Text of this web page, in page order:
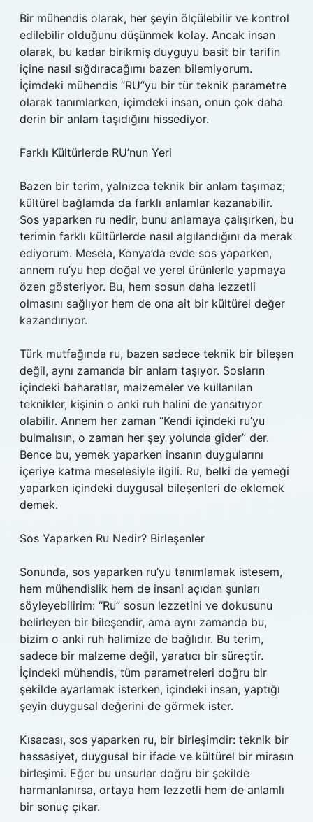
Bir mühendis olarak, her şeyin ölçülebilir ve kontrol
edilebilir olduğunu düşünmek kolay. Ancak insan
olarak, bu kadar birikmiş duyguyu basit bir tarifin
içine nasıl sığdıracağımı bazen bilemiyorum.
İçimdeki mühendis “RU”yu bir tür teknik parametre
olarak tanımlarken, içimdeki insan, onun çok daha
derin bir anlam taşıdığını hissediyor.
Farklı Kültürlerde RU’nun Yeri
Bazen bir terim, yalnızca teknik bir anlam taşımaz;
kültürel bağlamda da farklı anlamlar kazanabilir.
Sos yaparken ru nedir, bunu anlamaya çalışırken, bu
terimin farklı kültürlerde nasıl algılandığını da merak
ediyorum. Mesela, Konya’da evde sos yaparken,
annem ru’yu hep doğal ve yerel ürünlerle yapmaya
özen gösteriyor. Bu, hem sosun daha lezzetli
olmasını sağlıyor hem de ona ait bir kültürel değer
kazandırıyor.
Türk mutfağında ru, bazen sadece teknik bir bileşen
değil, aynı zamanda bir anlam taşıyor. Sosların
içindeki baharatlar, malzemeler ve kullanılan
teknikler, kişinin o anki ruh halini de yansıtıyor
olabilir. Annem her zaman “Kendi içindeki ru’yu
bulmalısın, o zaman her şey yolunda gider” der.
Bence bu, yemek yaparken insanın duygularını
içeriye katma meselesiyle ilgili. Ru, belki de yemeği
yaparken içindeki duygusal bileşenleri de eklemek
demek.
Sos Yaparken Ru Nedir? Birleşenler
Sonunda, sos yaparken ru’yu tanımlamak istesem,
hem mühendislik hem de insani açıdan şunları
söyleyebilirim: “Ru” sosun lezzetini ve dokusunu
belirleyen bir bileşendir, ama aynı zamanda bu,
bizim o anki ruh halimize de bağlıdır. Bu terim,
sadece bir malzeme değil, yaratıcı bir süreçtir.
İçindeki mühendis, tüm parametreleri doğru bir
şekilde ayarlamak isterken, içindeki insan, yaptığı
şeyin duygusal değerini de görmek ister.
Kısacası, sos yaparken ru, bir birleşimdir: teknik bir
hassasiyet, duygusal bir ifade ve kültürel bir mirasın
birleşimi. Eğer bu unsurlar doğru bir şekilde
harmanlanırsa, ortaya hem lezzetli hem de anlamlı
bir sonuç çıkar.